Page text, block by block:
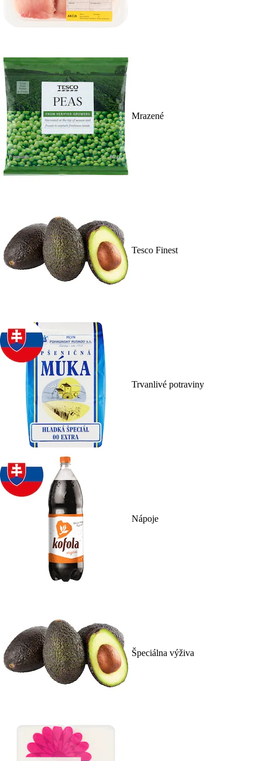
Mrazené
Tesco Finest
Trvanlivé potraviny
Nápoje
Špeciálna výživa